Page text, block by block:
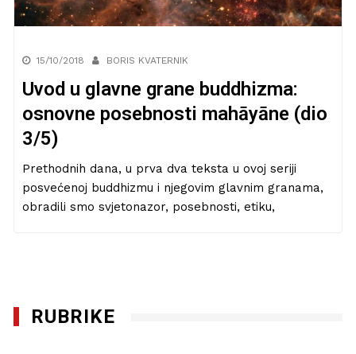
15/10/2018 BORIS KVATERNIK
Uvod u glavne grane buddhizma:
osnovne posebnosti mahāyāne (dio
3/5)
Prethodnih dana, u prva dva teksta u ovoj seriji
posvećenoj buddhizmu i njegovim glavnim granama,
obradili smo svjetonazor, posebnosti, etiku,
RUBRIKE